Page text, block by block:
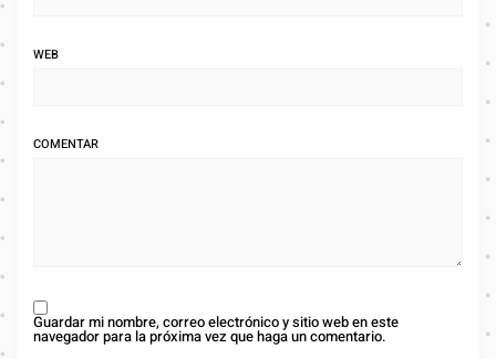
WEB
COMENTAR
Guardar mi nombre, correo electrónico y sitio web en este
navegador para la próxima vez que haga un comentario.